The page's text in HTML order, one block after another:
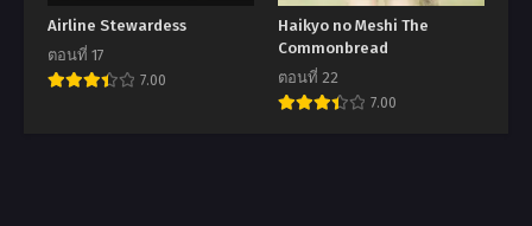
Airline Stewardess
ตอนที่ 17
7.00
Haikyo no Meshi The
Commonbread
ตอนที่ 22
7.00